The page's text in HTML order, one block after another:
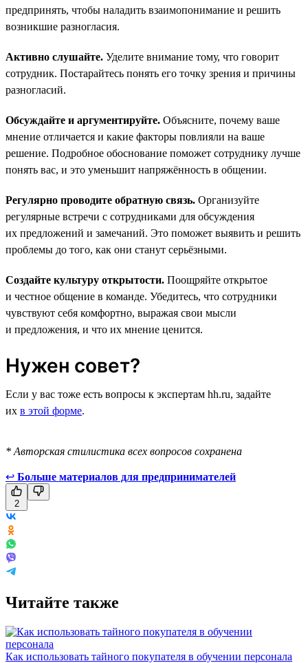
предпринять, чтобы наладить взаимопонимание и решить
возникшие разногласия.
Активно слушайте. Уделите внимание тому, что говорит
сотрудник. Постарайтесь понять его точку зрения и причины
разногласий.
Обсуждайте и аргументируйте. Объясните, почему ваше
мнение отличается и какие факторы повлияли на ваше
решение. Подробное обоснование поможет сотруднику лучше
понять вас, и это уменьшит напряжённость в общении.
Регулярно проводите обратную связь. Организуйте
регулярные встречи с сотрудниками для обсуждения
их предложений и замечаний. Это поможет выявить и решить
проблемы до того, как они станут серьёзными.
Создайте культуру открытости. Поощряйте открытое
и честное общение в команде. Убедитесь, что сотрудники
чувствуют себя комфортно, выражая свои мысли
и предложения, и что их мнение ценится.
Нужен совет?
Если у вас тоже есть вопросы к экспертам hh.ru, задайте
их в этой форме.
* Авторская стилистика всех вопросов сохранена
↩ Больше материалов для предпринимателей
2
Читайте также
Как использовать тайного покупателя‎ в обучении персонала